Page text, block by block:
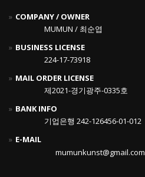
COMPANY / OWNER
MUMUN / 최순엽
BUSINESS LICENSE
224-17-73918
MAIL ORDER LICENSE
제2021-경기광주-0335호
BANK INFO
기업은행 242-126456-01-012
E-MAIL
mumunkunst@gmail.com